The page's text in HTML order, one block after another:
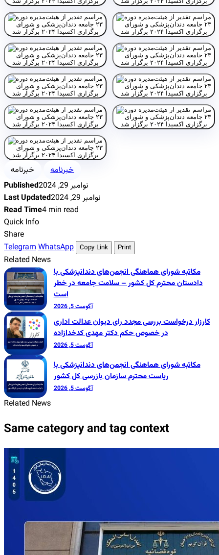
خبرنامه
خبرنامه
Published
نوامبر 29, 2024
Last Updated
نوامبر 29, 2024
Read Time4 min read
Quick Info
Share
TelegramWhatsApp Copy Link Print
Related News
مکاتبه شورای هماهنگی انجمن‌های دندانپزشکی با
دادستان محترم کل کشور – سلامت جامعه در خطر
است
آگوست 5, 2026
کارزار درخواست بررسی مجدد رای دیوان عدالت اداری
در خصوص حکم دکتر مهدی کدخدازاده
آگوست 5, 2026
مکاتبه شورای هماهنگی انجمن‌های دندانپزشکی با
ریاست محترم سازمان بازرسی کل کشور
آگوست 5, 2026
Related News
Same category and tag context